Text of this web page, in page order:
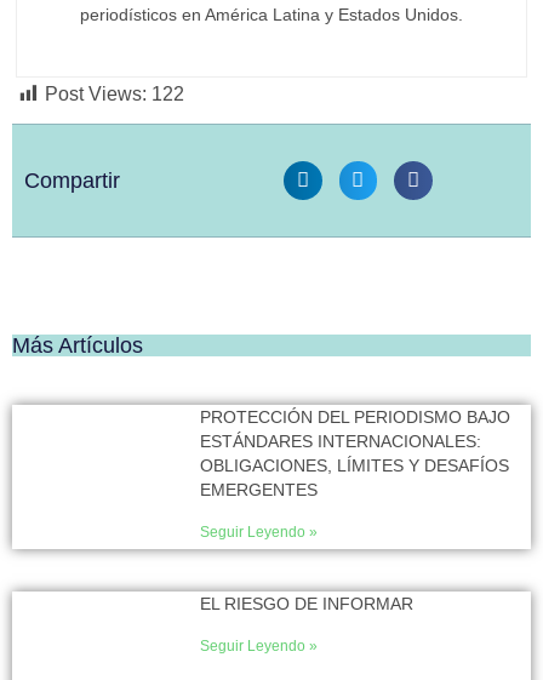
periodísticos en América Latina y Estados Unidos.
Post Views: 122
Compartir
Más Artículos
PROTECCIÓN DEL PERIODISMO BAJO
ESTÁNDARES INTERNACIONALES:
OBLIGACIONES, LÍMITES Y DESAFÍOS
EMERGENTES
Seguir Leyendo »
EL RIESGO DE INFORMAR
Seguir Leyendo »